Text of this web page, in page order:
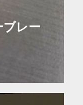
レー